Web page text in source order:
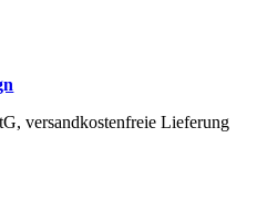
versandkostenfreie Lieferung